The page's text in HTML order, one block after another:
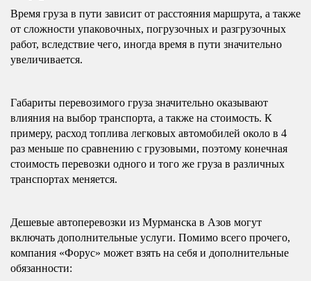
Время груза в пути зависит от расстояния маршрута, а также
от сложности упаковочных, погрузочных и разгрузочных
работ, вследствие чего, иногда время в пути значительно
увеличивается.
Габариты перевозимого груза значительно оказывают
влияния на выбор транспорта, а также на стоимость. К
примеру, расход топлива легковых автомобилей около в 4
раз меньше по сравнению с грузовыми, поэтому конечная
стоимость перевозки одного и того же груза в различных
транспортах меняется.
Дешевые автоперевозки из Мурманска в Азов могут
включать дополнительные услуги. Помимо всего прочего,
компания «Форус» может взять на себя и дополнительные
обязанности: